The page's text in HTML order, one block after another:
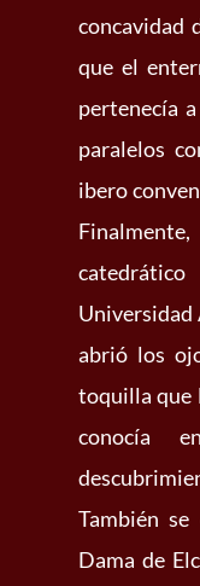
concavidad
que el
pertenecía
paralelos
ibero
Universidad
abrió los
toquilla que
conocía
También
Dama de